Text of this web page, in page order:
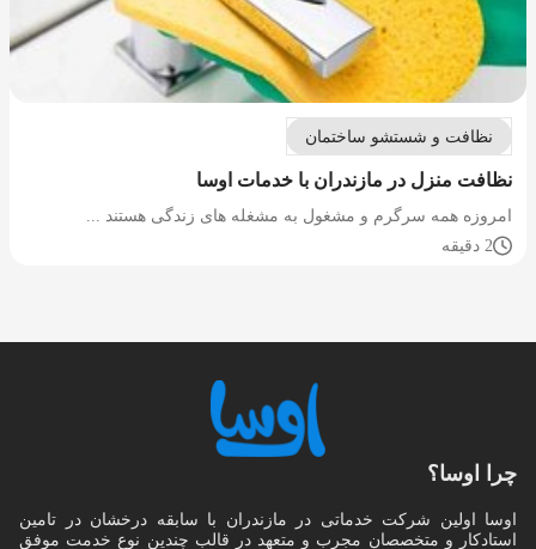
نظافت و شستشو ساختمان
نظافت منزل در مازندران با خدمات اوسا
امروزه همه سرگرم و مشغول به مشغله های زندگی هستند ...
2 دقیقه
چرا اوسا؟
اوسا اولین شرکت خدماتی در مازندران با سابقه درخشان در تامین
استادکار و متخصصان مجرب و متعهد در قالب چندین نوع خدمت موفق